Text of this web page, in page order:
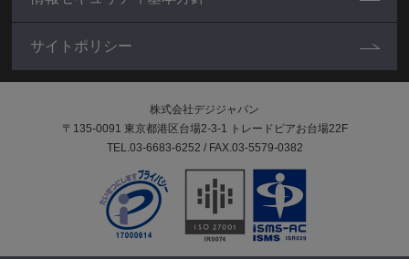
サイトポリシー
株式会社デジジャパン
〒135-0091 東京都港区台場2-3-1 トレードピアお台場22F
TEL.03-6683-6252 / FAX.03-5579-0382